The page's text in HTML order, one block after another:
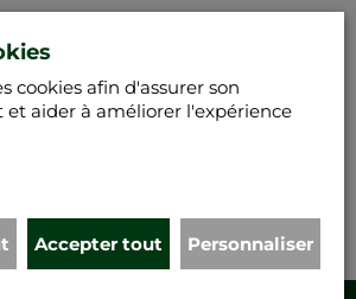
Nous écrire
cookies afin d'assurer son
aider à améliorer l'expérience
Accepter tout Personnaliser